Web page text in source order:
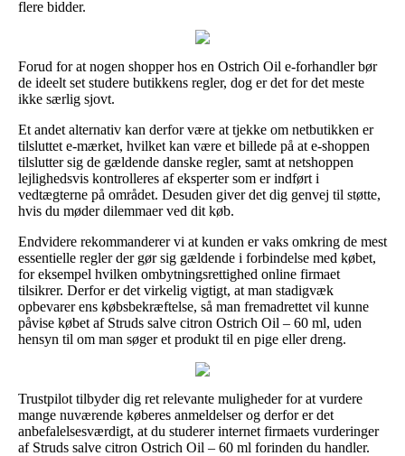
flere bidder.
Forud for at nogen shopper hos en Ostrich Oil e-forhandler bør
de ideelt set studere butikkens regler, dog er det for det meste
ikke særlig sjovt.
Et andet alternativ kan derfor være at tjekke om netbutikken er
tilsluttet e-mærket, hvilket kan være et billede på at e-shoppen
tilslutter sig de gældende danske regler, samt at netshoppen
lejlighedsvis kontrolleres af eksperter som er indført i
vedtægterne på området. Desuden giver det dig genvej til støtte,
hvis du møder dilemmaer ved dit køb.
Endvidere rekommanderer vi at kunden er vaks omkring de mest
essentielle regler der gør sig gældende i forbindelse med købet,
for eksempel hvilken ombytningsrettighed online firmaet
tilsikrer. Derfor er det virkelig vigtigt, at man stadigvæk
opbevarer ens købsbekræftelse, så man fremadrettet vil kunne
påvise købet af Struds salve citron Ostrich Oil – 60 ml, uden
hensyn til om man søger et produkt til en pige eller dreng.
Trustpilot tilbyder dig ret relevante muligheder for at vurdere
mange nuværende køberes anmeldelser og derfor er det
anbefalelsesværdigt, at du studerer internet firmaets vurderinger
af Struds salve citron Ostrich Oil – 60 ml forinden du handler.